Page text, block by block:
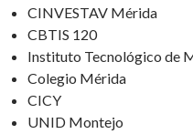
CINVESTAV Mérida
CBTIS 120
Instituto Tecnológico de
Colegio Mérida
CICY
UNID Montejo